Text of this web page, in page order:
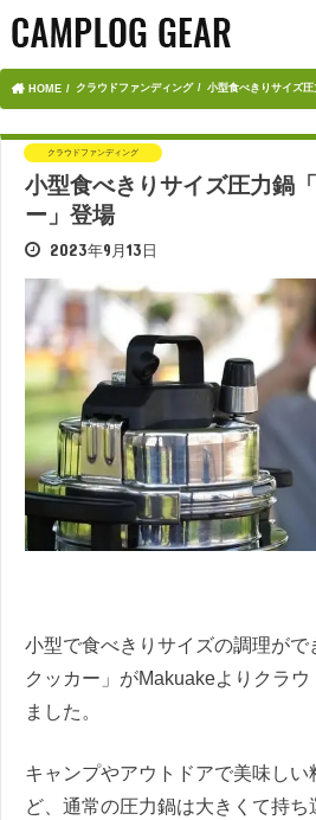
HOME クラウドファンディング 小型食べきりサイズ
クラウドファンディング
小型食べきりサイズ圧力鍋
ー」登場
2023年9月13日
小型で食べきりサイズの調理がで
クッカー」がMakuakeよりクラ
ました。
キャンプやアウトドアで美味し
ど、通常の圧力鍋は大きくて持ち